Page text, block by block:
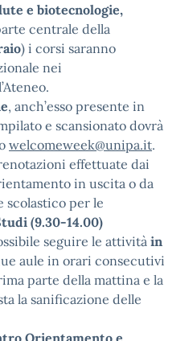
e biotecnologie,
centrale della
) i corsi saranno
nei
, anch’esso presente in
e scansionato dovrà
welcomeweek@unipa.it.
effettuate dai
in uscita o da
scolastico per le
(9.30-14.00)
seguire le attività in
aule in orari consecutivi
parte della mattina e la
la sanificazione delle
Orientamento e